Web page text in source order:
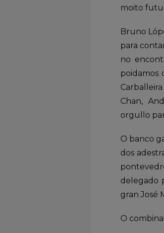
moito
Bruno
para
no
poidamos
Chan,
orgullo
O banco
dos
delegado
gran José
O